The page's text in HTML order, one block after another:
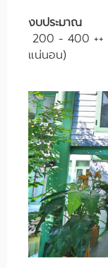
งบประมาณ
200 - 400 ++
แน่นอน)